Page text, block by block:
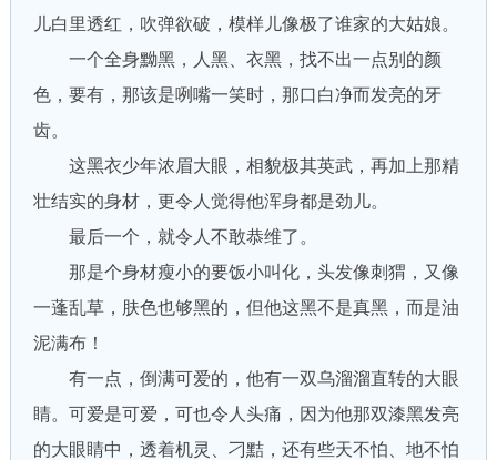
儿白里透红，吹弹欲破，模样儿像极了谁家的大姑娘。
一个全身黝黑，人黑、衣黑，找不出一点别的颜
色，要有，那该是咧嘴一笑时，那口白净而发亮的牙
齿。
这黑衣少年浓眉大眼，相貌极其英武，再加上那精
壮结实的身材，更令人觉得他浑身都是劲儿。
最后一个，就令人不敢恭维了。
那是个身材瘦小的要饭小叫化，头发像刺猬，又像
一蓬乱草，肤色也够黑的，但他这黑不是真黑，而是油
泥满布！
有一点，倒满可爱的，他有一双乌溜溜直转的大眼
睛。可爱是可爱，可也令人头痛，因为他那双漆黑发亮
的大眼睛中，透着机灵、刁黠，还有些天不怕、地不怕